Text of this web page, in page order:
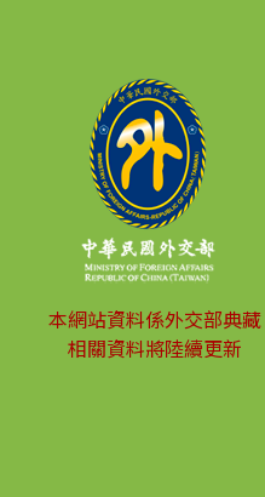
本網站資料係外交部典藏
相關資料將陸續更新